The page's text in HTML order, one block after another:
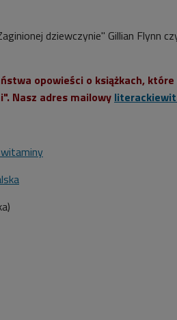
dziewczynie" Gillian Flynn
opowieści o książkach,
Nasz adres mailowy